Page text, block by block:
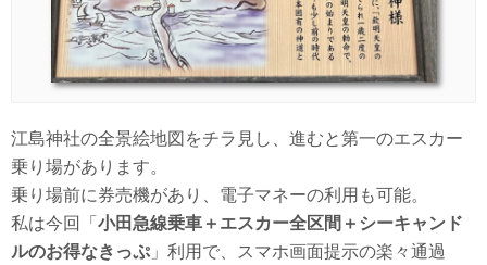
江島神社の全景絵地図をチラ見し、進むと第一のエスカー
乗り場があります。
乗り場前に券売機があり、電子マネーの利用も可能。
私は今回「 小田急線乗車＋エスカー全区間＋シーキャンド
ルのお得なきっぷ 」利用で、スマホ画面提示の楽々通過